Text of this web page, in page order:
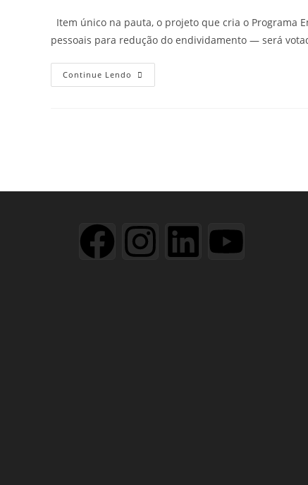
Item único na pauta, o projeto que cria o Programa
pessoais para redução do endividamento — será
Continue Lendo